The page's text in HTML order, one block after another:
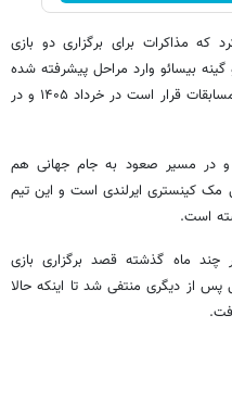
که مذاکرات برای برگزاری دو بازی
گینه بیسائو وارد مراحل پیشرفته شده
است. طبق برنامه‌ریزی‌های انجام‌شده، این مسابقات قرار است در خرداد ۱۴۰۵ و در
قرار دارد و در مسیر صعود به جام جهانی هم
کینستری ایرلندی است و این تیم
ماه گذشته قصد برگزاری بازی
از دیگری منتفی شد تا اینکه حالا